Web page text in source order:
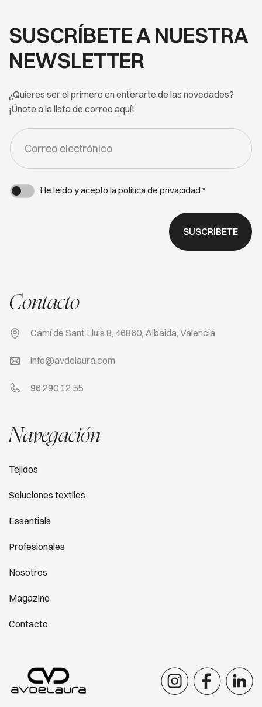
SUSCRÍBETE A NUESTRA
NEWSLETTER
¿Quieres ser el primero en enterarte de las novedades?
¡Únete a la lista de correo aquí!
FORM
NEWSLETTER
He leído y acepto lapolítica de privacidad *
SUSCRÍBETE
Contacto
Camí de Sant Lluis 8, 46860, Albaida, Valencia
info@avdelaura.com
96 290 12 55
Navegación
Tejidos
Soluciones textiles
Essentials
Profesionales
Nosotros
Magazine
Contacto